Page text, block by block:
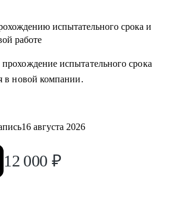
испытательного срока и
работе
испытательного срока
в новой компании.
16 августа 2026
12 000 ₽